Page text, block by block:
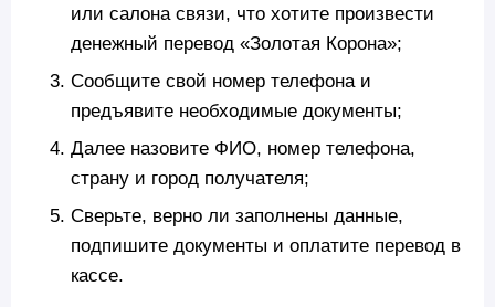
или салона связи, что хотите произвести
денежный перевод «Золотая Корона»;
Сообщите свой номер телефона и
предъявите необходимые документы;
Далее назовите ФИО, номер телефона,
страну и город получателя;
Сверьте, верно ли заполнены данные,
подпишите документы и оплатите перевод в
кассе.